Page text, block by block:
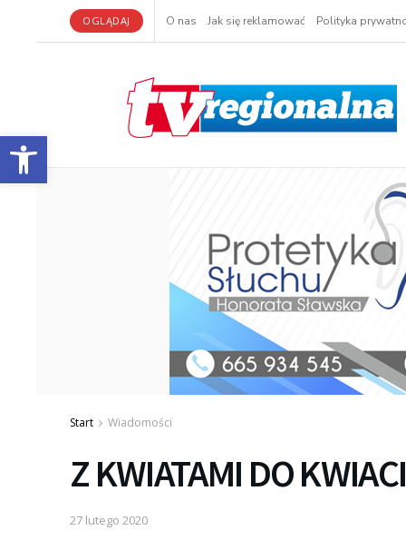
Otwórz pasek narzędzi
OGLĄDAJ O nas Jak się reklamować Polityka
Start Wiadomości
Z KWIATAMI DO
27 lutego 2020